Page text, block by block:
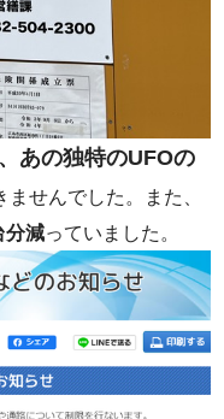
あの独特のUFOの
せんでした。また、
分減っていました。